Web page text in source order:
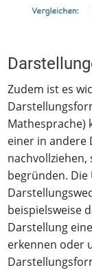
Zudem ist es
Mathesprache)
einer in andere
begründen. Die
beispielsweise
Darstellung
erkennen oder